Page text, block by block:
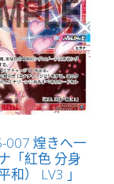
007 煌きへ一
「紅色 分身
和） LV3 」